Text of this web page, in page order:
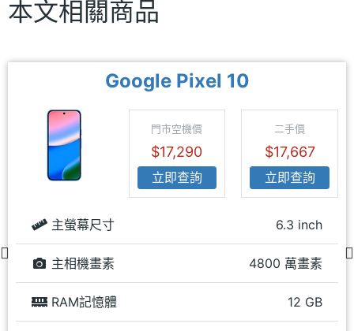
本文相關商品
Google Pixel 10
門市空機價
$17,290
立即查詢
二手價
$17,667
立即查詢
主螢幕尺寸 6.3 inch
主相機畫素 4800 萬畫素
RAM記憶體 12 GB